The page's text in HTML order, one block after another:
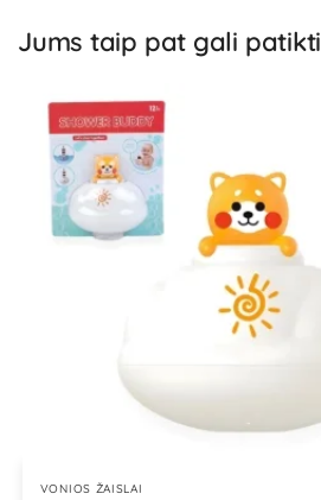
Jums taip pat gali patikti
VONIOS ŽAISLAI